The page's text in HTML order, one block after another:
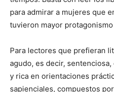
para admirar a mujeres que
tuvieron mayor
Para lectores que prefieran
agudo, es decir,
y rica en orientaciones
sapienciales, compuestos